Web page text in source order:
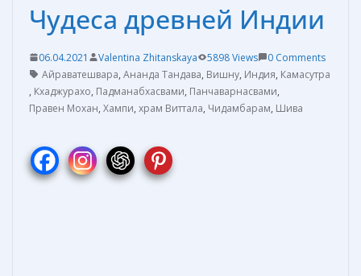
Чудеса древней Индии
06.04.2021 Valentina Zhitanskaya 5898 Views
0 Comments
Айраватешвара, Ананда Тандава, Вишну, Индия, Камасутра
, Кхаджурахо, Падманабхасвами, Панчаварнасвами,
Правен Мохан, Хампи, храм Виттала, Чидамбарам, Шива